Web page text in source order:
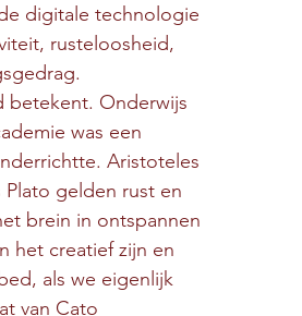
digitale technologie
rusteloosheid,
betekent. Onderwijs
was een
Aristoteles
gelden rust en
brein in ontspannen
het creatief zijn en
als we eigenlijk
van Cato